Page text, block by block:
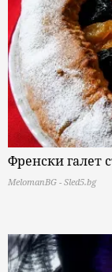
Френски галет
MelomanBG - Sled5.bg